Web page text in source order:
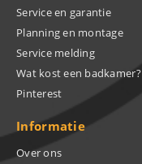
Service en garantie
Planning en montage
Service melding
Wat kost een badkamer?
Pinterest
Informatie
Over ons